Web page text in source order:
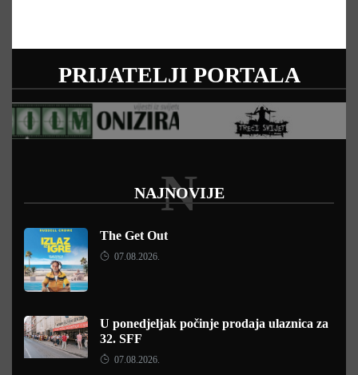
PRIJATELJI PORTALA
NAJNOVIJE
N
The Get Out
07.08.2026.
U ponedjeljak počinje prodaja ulaznica za
32. SFF
07.08.2026.